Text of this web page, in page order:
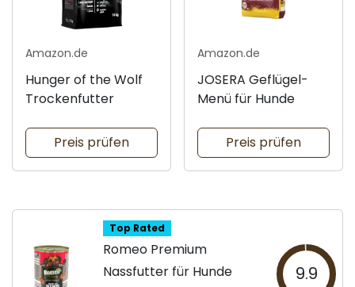
Amazon.de
Hunger of the Wolf
Trockenfutter
Preis prüfen
Amazon.de
JOSERA Geflügel-
Menü für Hunde
Preis prüfen
Top Rated
Romeo Premium
Nassfutter für Hunde
9.9